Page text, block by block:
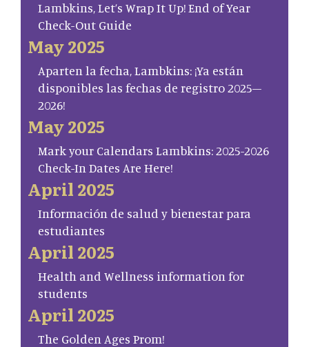
Lambkins, Let’s Wrap It Up! End of Year
Check-Out Guide
May 2025
Aparten la fecha, Lambkins: ¡Ya están
disponibles las fechas de registro 2025–
2026!
May 2025
Mark your Calendars Lambkins: 2025-2026
Check-In Dates Are Here!
April 2025
Información de salud y bienestar para
estudiantes
April 2025
Health and Wellness information for
students
April 2025
The Golden Ages Prom!